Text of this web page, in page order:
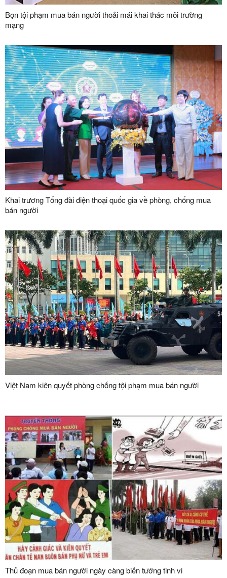
Bọn tội phạm mua bán người thoải mái khai thác môi trường
mạng
Khai trương Tổng đài điện thoại quốc gia về phòng, chống mua
bán người
Việt Nam kiên quyết phòng chống tội phạm mua bán người
Thủ đoạn mua bán người ngày càng biến tướng tinh vi